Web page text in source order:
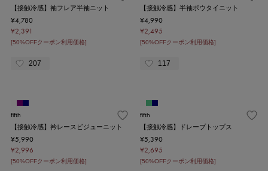
【接触冷感】袖フレア半袖ニット
¥4,780
¥2,391
[50%OFFクーポン利用価格]
207
【接触冷感】半袖ボウタイニット
¥4,990
¥2,495
[50%OFFクーポン利用価格]
117
fifth
【接触冷感】衿レースビジューニット
¥5,990
¥2,996
[50%OFFクーポン利用価格]
fifth
【接触冷感】ドレープトップス
¥5,390
¥2,695
[50%OFFクーポン利用価格]